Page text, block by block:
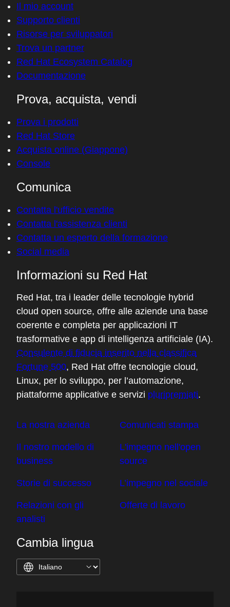
Il mio account
Supporto clienti
Risorse per sviluppatori
Trova un partner
Red Hat Ecosystem Catalog
Documentazione
Prova, acquista, vendi
Prova i prodotti
Red Hat Store
Acquista online (Giappone)
Console
Comunica
Contatta l'ufficio vendite
Contatta l'assistenza clienti
Contatta un esperto della formazione
Social media
Informazioni su Red Hat
Red Hat, tra i leader delle tecnologie hybrid
cloud open source, offre alle aziende una base
coerente e completa per applicazioni IT
trasformative e app di intelligenza artificiale (IA).
Consulente di fiducia inserito nella classifica
Fortune 500, Red Hat offre tecnologie cloud,
Linux, per lo sviluppo, per l’automazione,
piattaforme applicative e servizi pluripremiati.
La nostra azienda
Il nostro modello di
business
Storie di successo
Relazioni con gli
analisti
Comunicati stampa
L'impegno nell'open
source
L’impegno nel sociale
Offerte di lavoro
Cambia lingua